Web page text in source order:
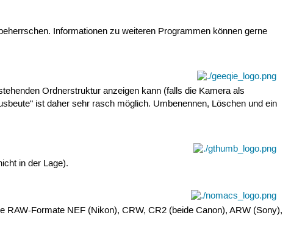
Informationen zu weiteren Programmen können gerne
Ordnerstruktur anzeigen kann (falls die Kamera als
ist daher sehr rasch möglich. Umbenennen, Löschen und ein
in der Lage).
RAW-Formate NEF (Nikon), CRW, CR2 (beide Canon), ARW (Sony),